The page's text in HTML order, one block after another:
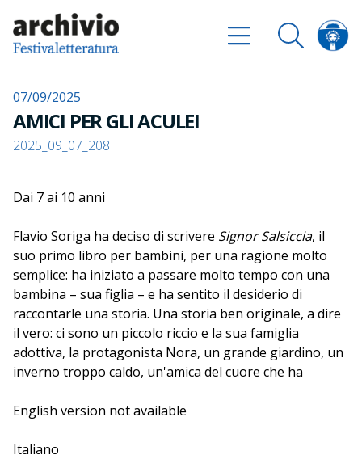
07/09/2025
AMICI PER GLI ACULEI
2025_09_07_208
Dai 7 ai 10 anni
Flavio Soriga ha deciso di scrivere Signor Salsiccia, il
suo primo libro per bambini, per una ragione molto
semplice: ha iniziato a passare molto tempo con una
bambina – sua figlia – e ha sentito il desiderio di
raccontarle una storia. Una storia ben originale, a dire
il vero: ci sono un piccolo riccio e la sua famiglia
adottiva, la protagonista Nora, un grande giardino, un
inverno troppo caldo, un'amica del cuore che ha
paura di pungervi, venite ad ascoltarlo mentre ne parla
English version not available
Italiano